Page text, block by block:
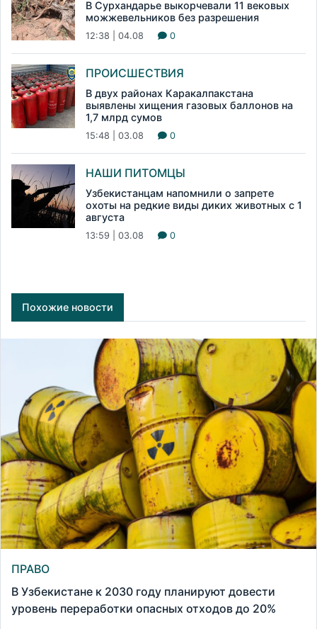
В Сурхандарье выкорчевали 11 вековых
можжевельников без разрешения
12:38 | 04.08 0
ПРОИСШЕСТВИЯ
В двух районах Каракалпакстана
выявлены хищения газовых баллонов на
1,7 млрд сумов
15:48 | 03.08 0
НАШИ ПИТОМЦЫ
Узбекистанцам напомнили о запрете
охоты на редкие виды диких животных с 1
августа
13:59 | 03.08 0
Похожие новости
ПРАВО
В Узбекистане к 2030 году планируют довести
уровень переработки опасных отходов до 20%